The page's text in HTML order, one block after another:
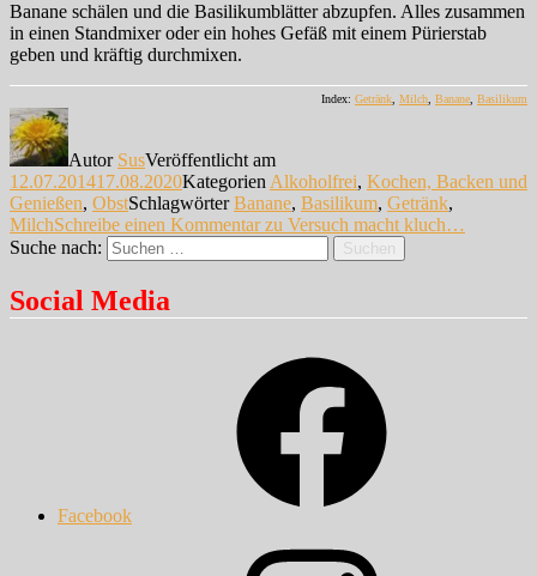
Banane schälen und die Basilikumblätter abzupfen. Alles zusammen
in einen Standmixer oder ein hohes Gefäß mit einem Pürierstab
geben und kräftig durchmixen.
Index: Getränk, Milch, Banane, Basilikum
Autor SusVeröffentlicht am
12.07.201417.08.2020Kategorien Alkoholfrei, Kochen, Backen und
Genießen, ObstSchlagwörterBanane, Basilikum, Getränk,
MilchSchreibe einen Kommentarzu Versuch macht kluch…
Suche nach:
Suchen
Social Media
Facebook